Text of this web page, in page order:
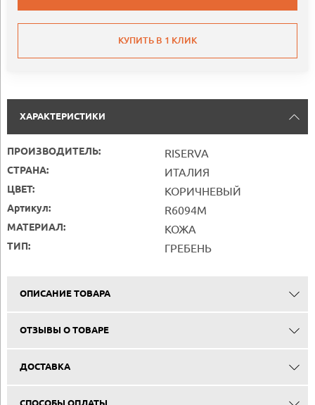
КУПИТЬ В 1 КЛИК
ХАРАКТЕРИСТИКИ
ПРОИЗВОДИТЕЛЬ: RISERVA
СТРАНА: ИТАЛИЯ
ЦВЕТ: КОРИЧНЕВЫЙ
Артикул: R6094M
МАТЕРИАЛ: КОЖА
ТИП: ГРЕБЕНЬ
ОПИСАНИЕ ТОВАРА
ОТЗЫВЫ О ТОВАРЕ
ДОСТАВКА